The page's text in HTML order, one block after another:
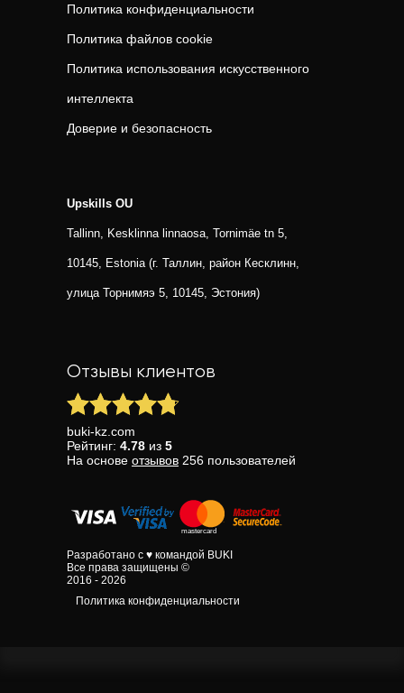
Политика конфиденциальности
Политика файлов cookie
Политика использования искусственного
интеллекта
Доверие и безопасность
Upskills OU
Tallinn, Kesklinna linnaosa, Tornimäe tn 5,
10145, Estonia (г. Таллин, район Кесклинн,
улица Торнимяэ 5, 10145, Эстония)
Отзывы клиентов
buki-kz.com
Рейтинг: 4.78 из 5
На основе отзывов 256 пользователей
Разработано с ♥ командой BUKI
Все права защищены ©
2016 - 2026
Политика конфиденциальности